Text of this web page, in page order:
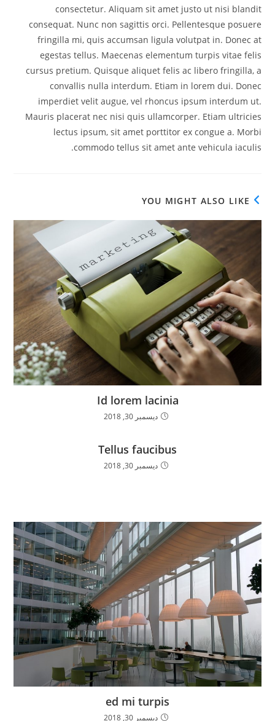
consectetur. Aliquam sit amet justo ut nisi blandit
consequat. Nunc non sagittis orci. Pellentesque posuere
fringilla mi, quis accumsan ligula volutpat in. Donec at
egestas tellus. Maecenas elementum turpis vitae felis
cursus pretium. Quisque aliquet felis ac libero fringilla, a
convallis nulla interdum. Etiam in lorem dui. Donec
imperdiet velit augue, vel rhoncus ipsum interdum ut.
Mauris placerat nec nisi quis ullamcorper. Etiam ultricies
lectus ipsum, sit amet porttitor ex congue a. Morbi
commodo tellus sit amet ante vehicula iaculis.
YOU MIGHT ALSO LIKE
Id lorem lacinia
ديسمبر 30, 2018
Tellus faucibus
ديسمبر 30, 2018
ed mi turpis
ديسمبر 30, 2018